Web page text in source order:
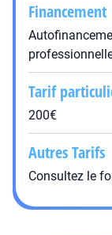
Financement
Tarif
200€
Autres Tarifs
Consultez le